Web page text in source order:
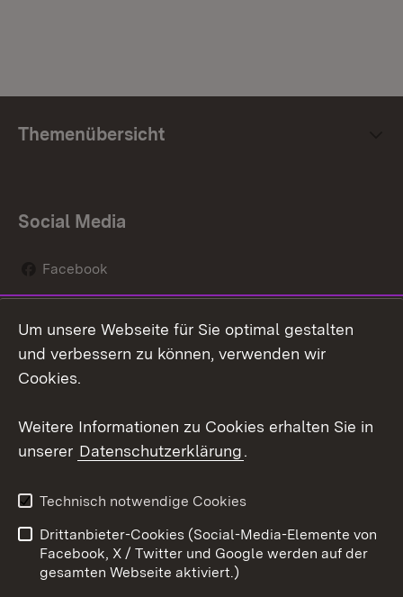
Themenübersicht
Social Media
Facebook
Social Wall
Youtube
Kontakt
Datenschutz
Barrierefreiheit
Impressum Cookies
Um unsere Webseite für Sie optimal gestalten
und verbessern zu können, verwenden wir
Cookies.
Weitere Informationen zu Cookies erhalten Sie in
unserer Datenschutzerklärung.
Technisch notwendige Cookies
Drittanbieter-Cookies (Social-Media-Elemente von
Facebook, X / Twitter und Google werden auf der
gesamten Webseite aktiviert.)